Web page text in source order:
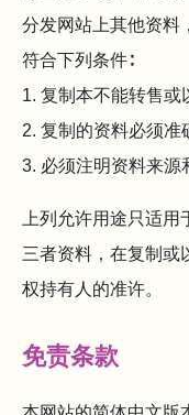
分发网站上其他资料
符合下列条件∶
1. 复制本不能转售或
2. 复制的资料必须准
3. 必须注明资料来源
上列允许用途只适
三者资料，在复制或
权持有人的准许。
免责条款